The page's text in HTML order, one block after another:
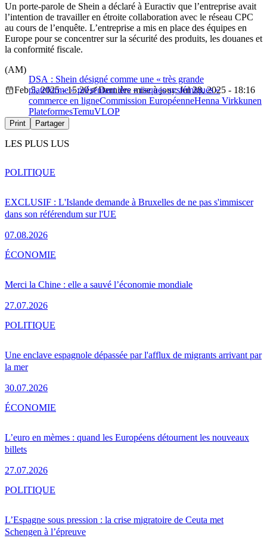
Un porte-parole de Shein a déclaré à Euractiv que l’entreprise avait
l’intention de travailler en étroite collaboration avec le réseau CPC
au cours de l’enquête. L’entreprise a mis en place des équipes en
Europe pour se concentrer sur la sécurité des produits, les douanes et
la conformité fiscale.
DSA : Shein désigné comme une « très grande
plateforme » présentant des « risques systémiques »
(AM)
Feb 5, 2025 - 15:20
Dernière mise à jour: Jul 28, 2025 - 18:16
commerce en ligneCommission EuropéenneHenna Virkkunen
PlateformesTemuVLOP
Print Partager
LES PLUS LUS
EXCLUSIF : L'Islande demande à Bruxelles de ne pas s'immiscer
dans son référendum sur l'UE
07.08.2026
POLITIQUE
Merci la Chine : elle a sauvé l’économie mondiale
27.07.2026
ÉCONOMIE
Une enclave espagnole dépassée par l'afflux de migrants arrivant par
la mer
30.07.2026
POLITIQUE
L’euro en mèmes : quand les Européens détournent les nouveaux
billets
27.07.2026
ÉCONOMIE
L’Espagne sous pression : la crise migratoire de Ceuta met
Schengen à l’épreuve
POLITIQUE